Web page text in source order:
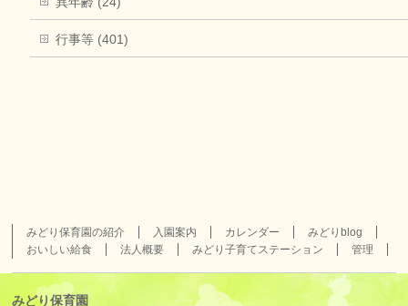
行事等 (401)
みどり保育園の紹介 入園案内 カレンダー
みどりblog
おいしい給食
法人概要 みどり子育てステーション 管理
みどり保育園